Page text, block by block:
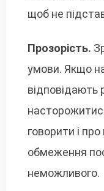
щоб не
Прозорість.
умови. Якщо
відповідають
говорити і
обмеження
неможливого.